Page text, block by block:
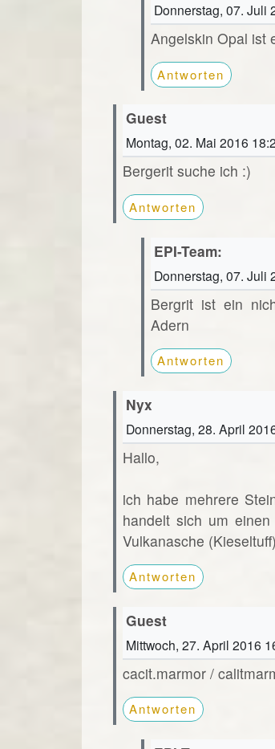
Donnerstag, 07. Juli
Angelskin Opal ist
Antworten
Guest
Montag, 02. Mai 2016
Bergerit suche ich :)
Antworten
EPI-Team:
Donnerstag, 07. Juli
Bergrit ist ein
Adern
Antworten
Nyx
Donnerstag, 28. April
Hallo,
ich habe mehrere
handelt sich um
Vulkanasche
Antworten
Guest
Mittwoch, 27. April 2016
cacit.marmor /
Antworten